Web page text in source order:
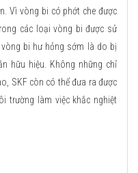
Vì vòng bi có phớt che được
các loại vòng bi được sử
bi hư hỏng sớm là do bị
hữu hiệu. Không những chỉ
SKF còn có thể đưa ra được
trường làm việc khắc nghiệt